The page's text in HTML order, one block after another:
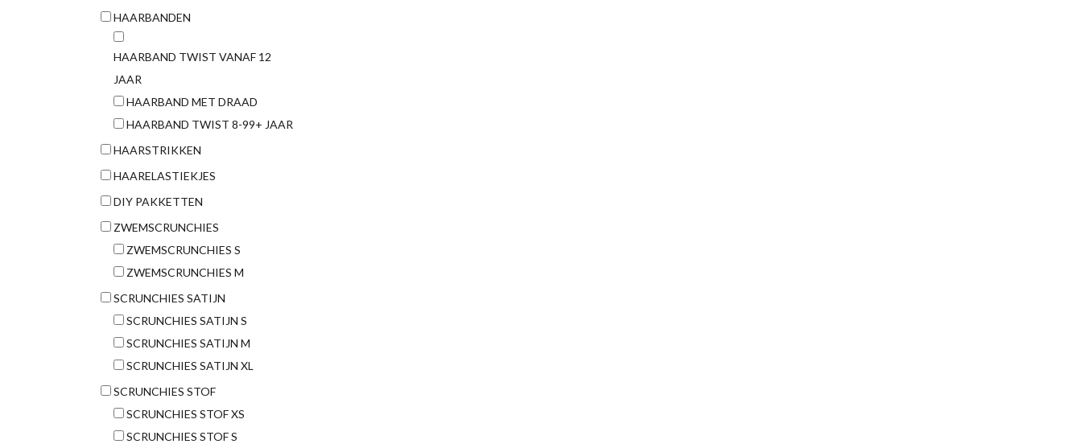
HAARBANDEN
HAARBAND TWIST VANAF 12
JAAR
HAARBAND MET DRAAD
HAARBAND TWIST 8-99+ JAAR
HAARSTRIKKEN
HAARELASTIEKJES
DIY PAKKETTEN
ZWEMSCRUNCHIES
ZWEMSCRUNCHIES S
ZWEMSCRUNCHIES M
SCRUNCHIES SATIJN
SCRUNCHIES SATIJN S
SCRUNCHIES SATIJN M
SCRUNCHIES SATIJN XL
SCRUNCHIES STOF
SCRUNCHIES STOF XS
SCRUNCHIES STOF S